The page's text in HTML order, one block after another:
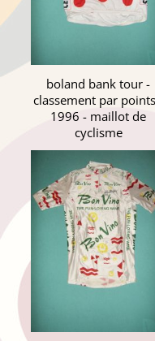
boland bank tour -
classement par
1996 - maillot de
cyclisme